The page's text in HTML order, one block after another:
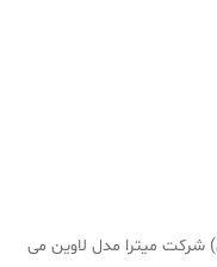
شرکت میترا مدل لاوین می